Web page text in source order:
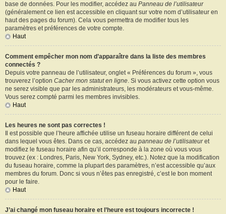
base de données. Pour les modifier, accédez au Panneau de l’utilisateur
(généralement ce lien est accessible en cliquant sur votre nom d’utilisateur en
haut des pages du forum). Cela vous permettra de modifier tous les
paramètres et préférences de votre compte.
Haut
Comment empêcher mon nom d’apparaître dans la liste des membres
connectés ?
Depuis votre panneau de l’utilisateur, onglet « Préférences du forum », vous
trouverez l’option Cacher mon statut en ligne. Si vous activez cette option vous
ne serez visible que par les administrateurs, les modérateurs et vous-même.
Vous serez compté parmi les membres invisibles.
Haut
Les heures ne sont pas correctes !
Il est possible que l’heure affichée utilise un fuseau horaire différent de celui
dans lequel vous êtes. Dans ce cas, accédez au panneau de l’utilisateuret
modifiez le fuseau horaire afin qu’il corresponde à la zone où vous vous
trouvez (ex : Londres, Paris, New York, Sydney, etc.). Notez que la modification
du fuseau horaire, comme la plupart des paramètres, n’est accessible qu’aux
membres du forum. Donc si vous n’êtes pas enregistré, c’est le bon moment
pour le faire.
Haut
J’ai changé mon fuseau horaire et l’heure est toujours incorrecte !